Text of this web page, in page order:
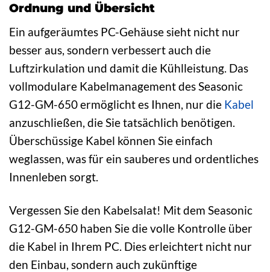
Ordnung und Übersicht
Ein aufgeräumtes PC-Gehäuse sieht nicht nur
besser aus, sondern verbessert auch die
Luftzirkulation und damit die Kühlleistung. Das
vollmodulare Kabelmanagement des Seasonic
G12-GM-650 ermöglicht es Ihnen, nur die Kabel
anzuschließen, die Sie tatsächlich benötigen.
Überschüssige Kabel können Sie einfach
weglassen, was für ein sauberes und ordentliches
Innenleben sorgt.
Vergessen Sie den Kabelsalat! Mit dem Seasonic
G12-GM-650 haben Sie die volle Kontrolle über
die Kabel in Ihrem PC. Dies erleichtert nicht nur
den Einbau, sondern auch zukünftige